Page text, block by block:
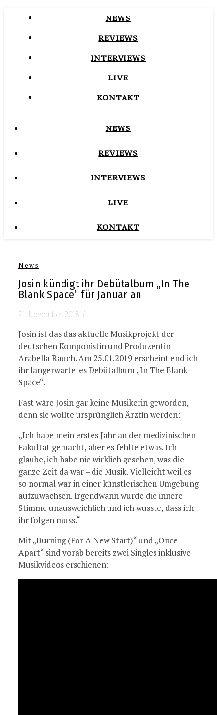
NEWS
REVIEWS
INTERVIEWS
LIVE
KONTAKT
NEWS
REVIEWS
INTERVIEWS
LIVE
KONTAKT
News
Josin kündigt ihr Debütalbum „In The
Blank Space“ für Januar an
21. November 2018 /
Josin ist das das aktuelle Musikprojekt der
deutschen Komponistin und Produzentin
Arabella Rauch. Am 25.01.2019 erscheint endlich
ihr langerwartetes Debütalbum „In The Blank
Space“.
Fast wäre Josin gar keine Musikerin geworden,
denn sie wollte ursprünglich Ärztin werden:
„Ich habe mein erstes Jahr an der medizinischen
Fakultät gemacht, aber es fehlte etwas. Ich
glaube, ich habe nie wirklich gesehen, was die
ganze Zeit da war – die Musik. Vielleicht weil es
so normal war in einer künstlerischen Umgebung
aufzuwachsen. Irgendwann wurde die innere
Stimme unausweichlich und ich wusste, dass ich
ihr folgen muss.“
Mit „Burning (For A New Start)“ und „Once
Apart“ sind vorab bereits zwei Singles inklusive
Musikvideos erschienen: